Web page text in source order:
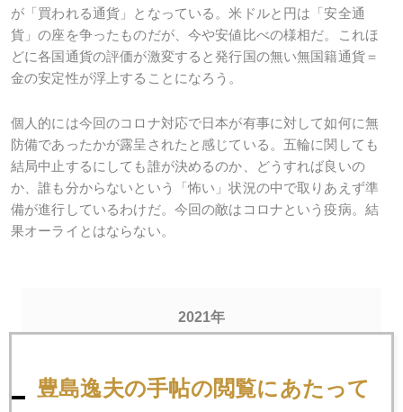
が「買われる通貨」となっている。米ドルと円は「安全通
貨」の座を争ったものだが、今や安値比べの様相だ。これほ
どに各国通貨の評価が激変すると発行国の無い無国籍通貨＝
金の安定性が浮上することになろう。
個人的には今回のコロナ対応で日本が有事に対して如何に無
防備であったかが露呈されたと感じている。五輪に関しても
結局中止するにしても誰が決めるのか、どうすれば良いの
か、誰も分からないという「怖い」状況の中で取りあえず準
備が進行しているわけだ。今回の敵はコロナという疫病。結
果オーライとはならない。
2021年
7月 8月 9月 10月 11月 12月
豊島逸夫の手帖の閲覧にあたって